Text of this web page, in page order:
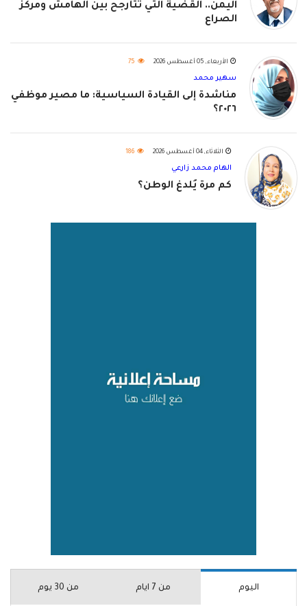
اليمن.. القضية التي تتأرجح بين الهامش ومركز
الصراع
الأربعاء, 05 أغسطس 2026 75
سهير محمد
مناشدة إلى القيادة السياسية: ما مصير موظفي
٢٠٢٦؟
الثلاثاء, 04 أغسطس 2026 186
الهام محمد زارعي
كم مرة يُلدغ الوطن؟
اليوم من 7 ايام من 30 يوم